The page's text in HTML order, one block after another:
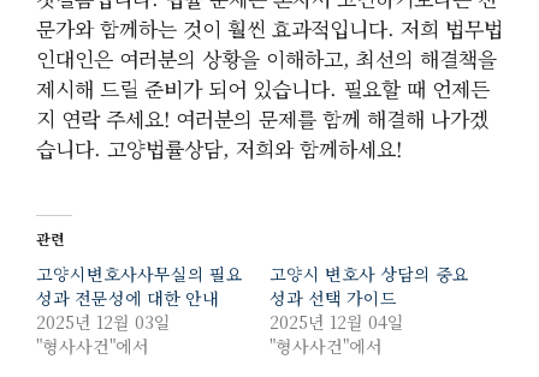
문가와 함께하는 것이 훨씬 효과적입니다. 저희 법무법
인대인은 여러분의 상황을 이해하고, 최선의 해결책을
제시해 드릴 준비가 되어 있습니다. 필요할 때 언제든
지 연락 주세요! 여러분의 문제를 함께 해결해 나가겠
습니다. 고양법률상담, 저희와 함께하세요!
관련
고양시변호사사무실의 필요
성과 전문성에 대한 안내
2025년 12월 03일
"형사사건"에서
고양시 변호사 상담의 중요
성과 선택 가이드
2025년 12월 04일
"형사사건"에서